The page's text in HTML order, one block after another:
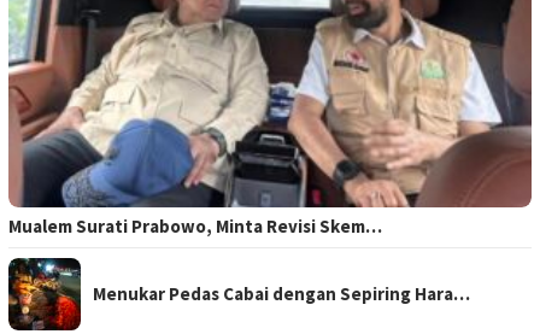
Mualem Surati Prabowo, Minta Revisi Skem…
Menukar Pedas Cabai dengan Sepiring Hara…